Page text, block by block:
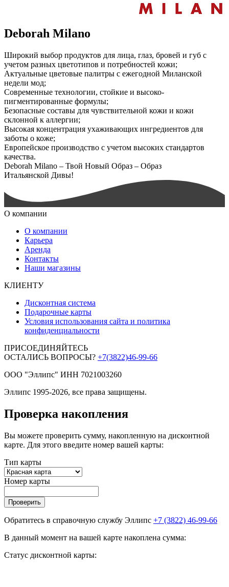
Deborah Milano
Широкий выбор продуктов для лица, глаз, бровей и губ с
учетом разных цветотипов и потребностей кожи;
Актуальные цветовые палитры с ежегодной Миланской
недели мод;
Современные технологии, стойкие и высоко-
пигментированные формулы;
Безопасные составы для чувствительной кожи и кожи
склонной к аллергии;
Высокая концентрация ухаживающих ингредиентов для
заботы о коже;
Европейское производство с учетом высоких стандартов
качества.
Deborah Milano – Твой Новый Образ – Образ
Итальянской Дивы!
О компании
О компании
Карьера
Аренда
Контакты
Наши магазины
КЛИЕНТУ
Дисконтная система
Подарочные карты
Условия использования сайта и политика
конфиденциальности
ПРИСОЕДИНЯЙТЕСЬ
ОСТАЛИСЬ ВОПРОСЫ? +7(3822)46-99-66
ООО "Эллипс" ИНН 7021003260
Эллипс 1995-2026, все права защищены.
Проверка накопления
Вы можете проверить сумму, накопленную на дисконтной
карте. Для этого введите номер вашей карты:
Тип карты
Номер карты
Проверить
Обратитесь в справочную службу Эллипс +7 (3822) 46-99-66
В данный момент на вашей карте накоплена сумма:
Статус дисконтной карты: